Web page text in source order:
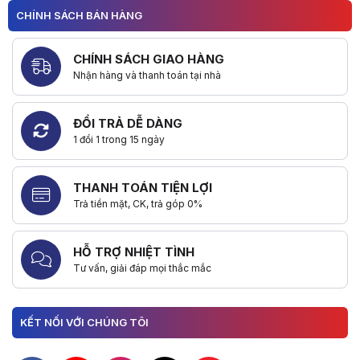
CHÍNH SÁCH BÁN HÀNG
CHÍNH SÁCH GIAO HÀNG
Nhận hàng và thanh toán tại nhà
ĐỔI TRẢ DỄ DÀNG
1 đổi 1 trong 15 ngày
THANH TOÁN TIỆN LỢI
Trả tiền mặt, CK, trả góp 0%
HỖ TRỢ NHIỆT TÌNH
Tư vấn, giải đáp mọi thắc mắc
KẾT NỐI VỚI CHÚNG TÔI